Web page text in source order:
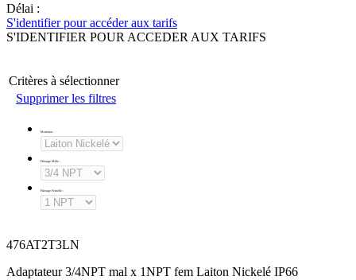
Délai :
S'identifier pour accéder aux tarifs
S'IDENTIFIER POUR ACCEDER AUX TARIFS
Critères à sélectionner
Supprimer les filtres
Matériau :
Filetage Mâle :
Filetage Femelle :
476AT2T3LN
Adaptateur 3/4NPT mal x 1NPT fem Laiton Nickelé IP66